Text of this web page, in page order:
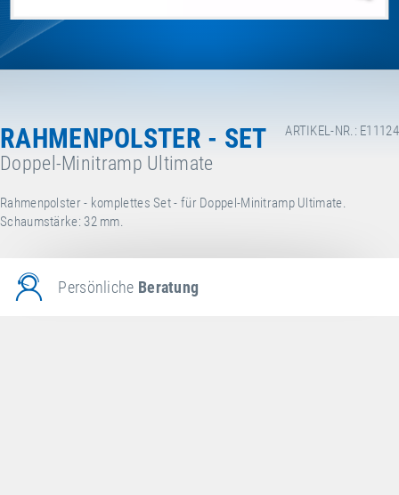
ARTIKEL-NR.: E11124
RAHMENPOLSTER - SET
Doppel-Minitramp Ultimate
Rahmenpolster - komplettes Set - für Doppel-Minitramp Ultimate.
Schaumstärke: 32 mm.
Persönliche Beratung